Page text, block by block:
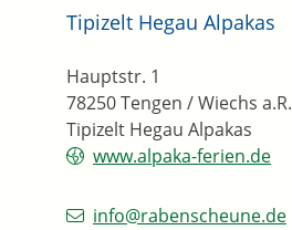
Tipizelt Hegau Alpakas
Tipizelt Hegau Alpakas
Hauptstr. 1
78250Tengen / Wiechs a.R.
www.alpaka-ferien.de
info@rabenscheune.de